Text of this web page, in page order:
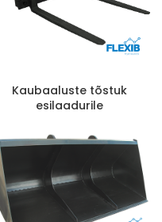
Kaubaaluste tõstuk
esilaadurile